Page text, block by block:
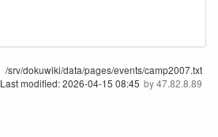
/srv/dokuwiki/data/pages/events/camp2007.txt
Last modified:2026-04-15 08:45 by47.82.8.89